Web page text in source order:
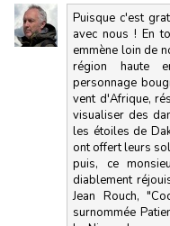
Puisque c'est
avec nous ! En
emmène loin de
région haute
personnage
vent d'Afrique,
visualiser des
les étoiles de
ont offert leurs
puis, ce
diablement
Jean Rouch,
surnommée